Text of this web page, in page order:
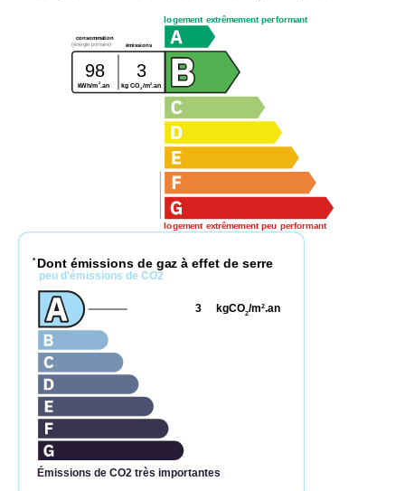
logement extrêmement performant
logement extrêmement peu performant
consommation
émissions
(énergie primaire)
98 3
kWh/m 2.an kg CO2/m2.an
* Dont émissions de gaz à effet de serre
peu d'émissions de CO2
Émissions de CO2 très importantes
kgCO2/m2.an
3